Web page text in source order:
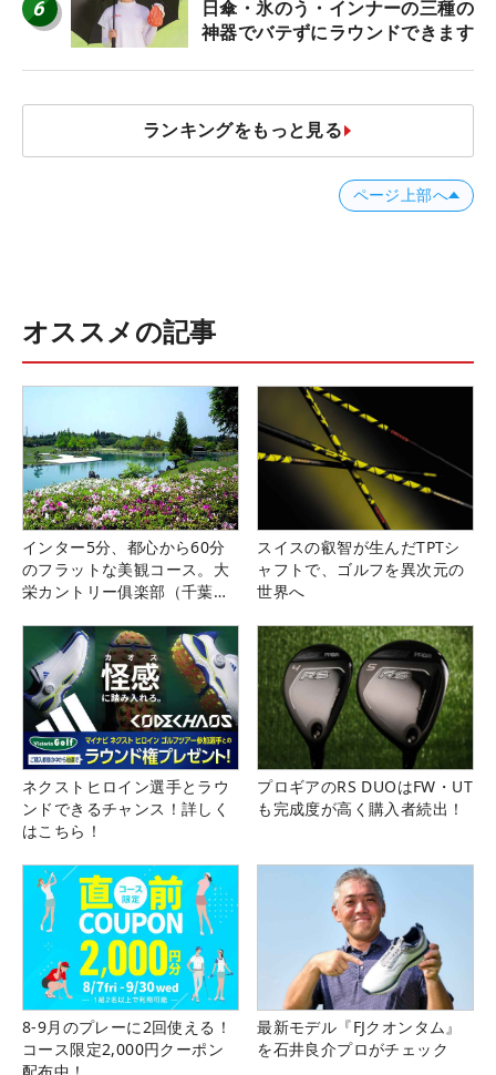
6
日傘・氷のう・インナーの三種の
神器でバテずにラウンドできます
ランキングをもっと見る
ページ上部へ
オススメの記事
インター5分、都心から60分
のフラットな美観コース。大
栄カントリー俱楽部（千葉
スイスの叡智が生んだTPTシ
ャフトで、ゴルフを異次元の
世界へ
ネクストヒロイン選手とラウ
ンドできるチャンス！詳しく
はこちら！
プロギアのRS DUOはFW・UT
も完成度が高く購入者続出！
8-9月のプレーに2回使える！
コース限定2,000円クーポン
配布中！
最新モデル『FJクオンタム』
を石井良介プロがチェック